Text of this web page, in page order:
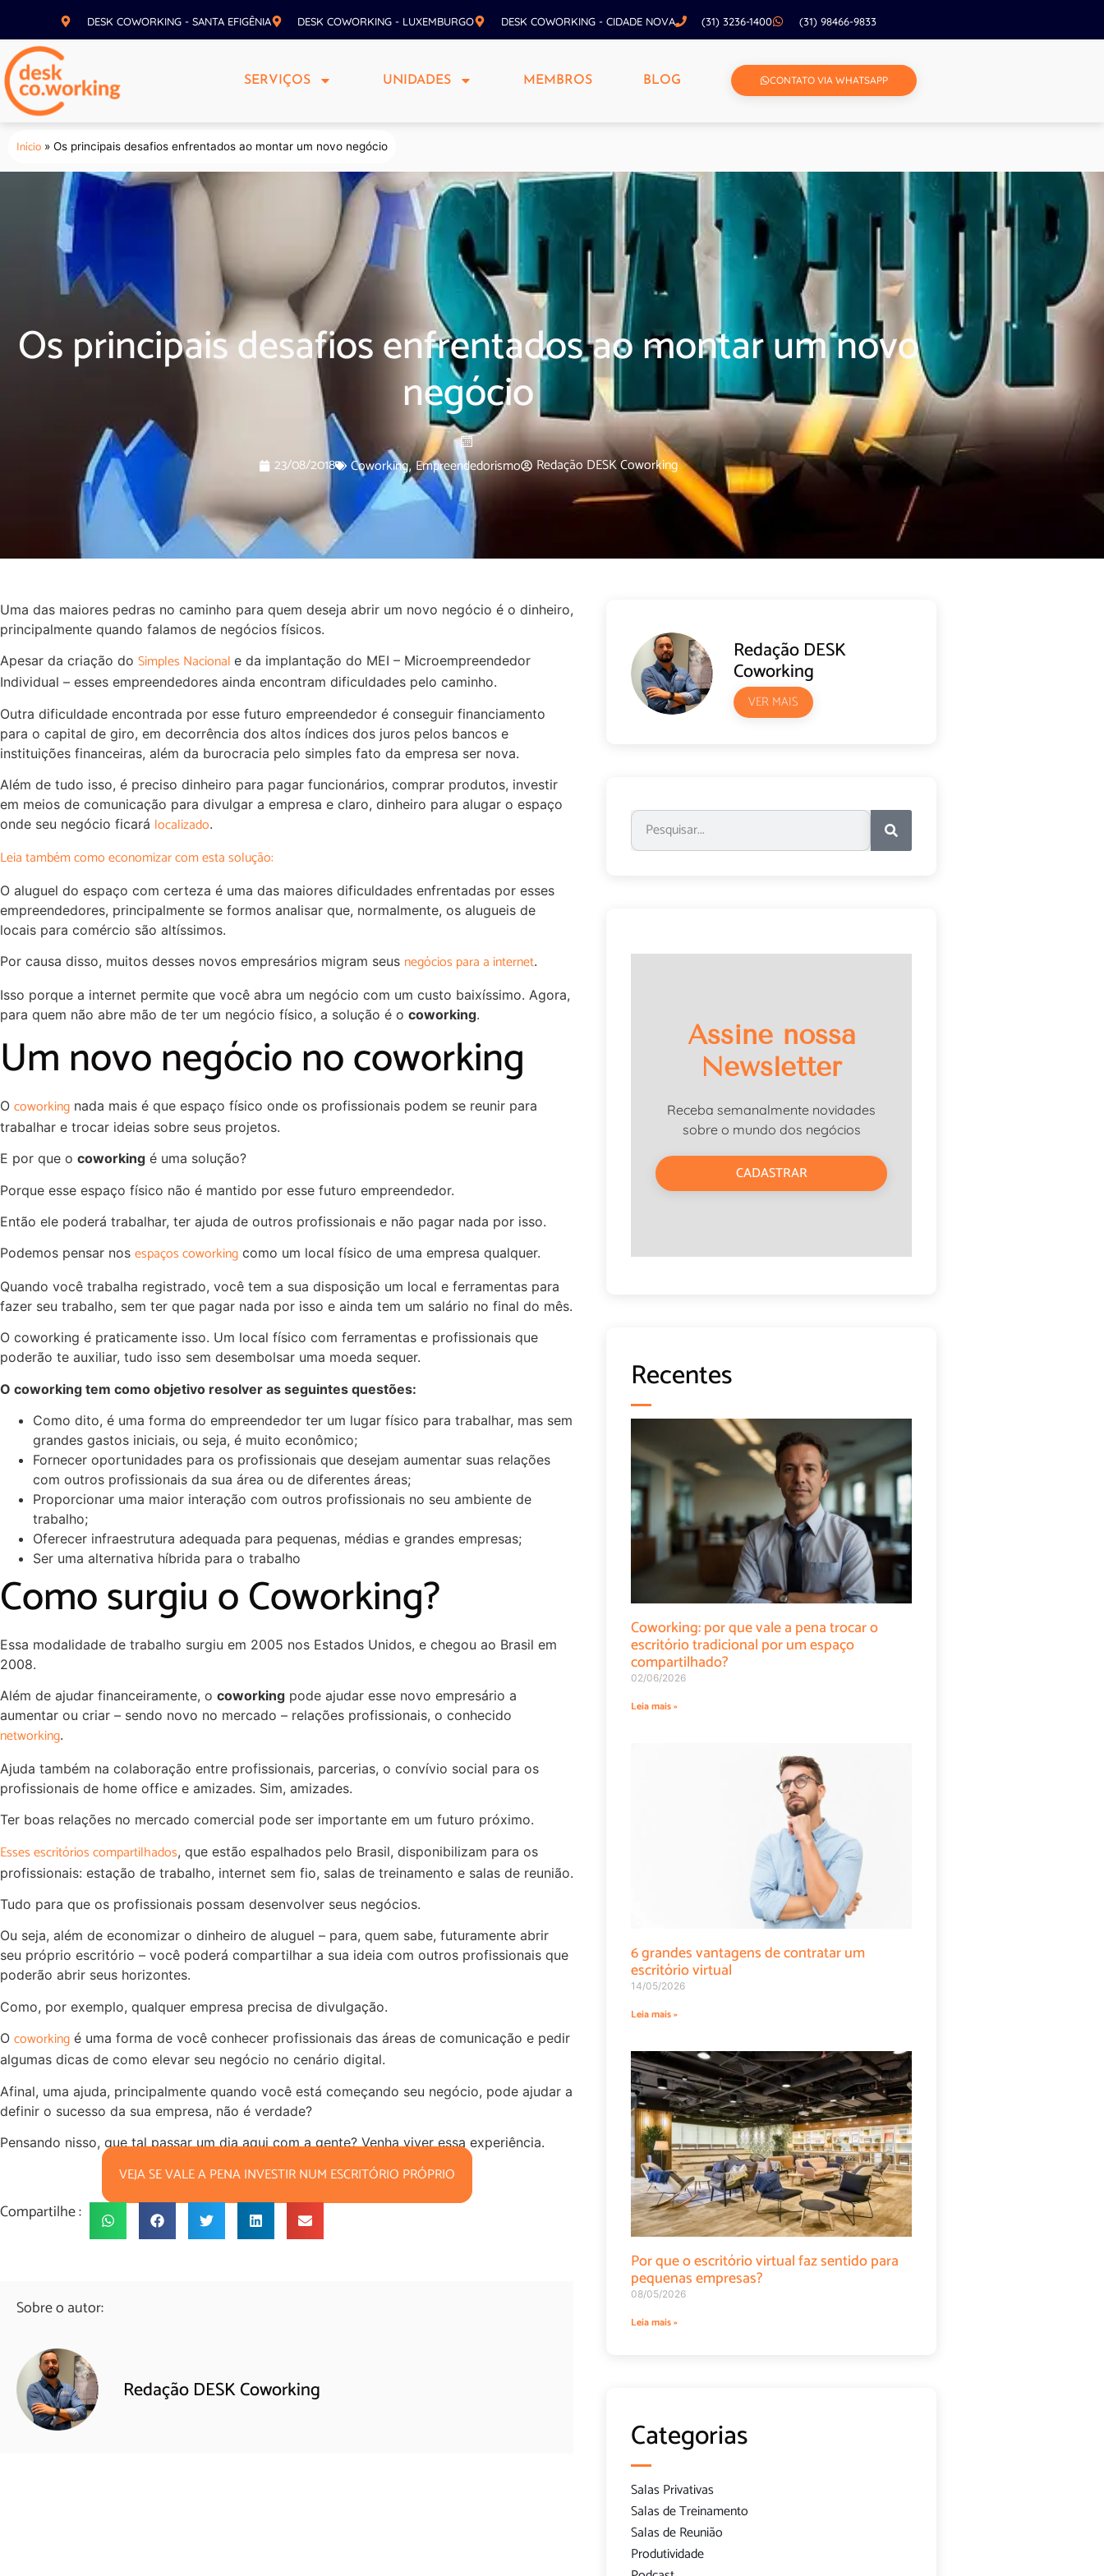
DESK COWORKING - SANTA EFIGÊNIA DESK COWORKING - LUXEMBURGO DESK COWORKING - CIDADE NOVA (31) 3236-1400 (31) 98466-9833
SERVIÇOS UNIDADES MEMBROS BLOG CONTATO VIA WHATSAPP
Início » Os principais desafios enfrentados ao montar um novo negócio
Os principais desafios enfrentados ao montar um novo
negócio
23/08/2018 Coworking,Empreendedorismo Redação DESK Coworking
Uma das maiores pedras no caminho para quem deseja abrir um novo negócio é o dinheiro,
principalmente quando falamos de negócios físicos.
Apesar da criação do Simples Nacional e da implantação do MEI – Microempreendedor
Individual – esses empreendedores ainda encontram dificuldades pelo caminho.
Outra dificuldade encontrada por esse futuro empreendedor é conseguir financiamento
para o capital de giro, em decorrência dos altos índices dos juros pelos bancos e
instituições financeiras, além da burocracia pelo simples fato da empresa ser nova.
Além de tudo isso, é preciso dinheiro para pagar funcionários, comprar produtos, investir
em meios de comunicação para divulgar a empresa e claro, dinheiro para alugar o espaço
onde seu negócio ficará localizado.
Leia também como economizar com esta solução:
O aluguel do espaço com certeza é uma das maiores dificuldades enfrentadas por esses
empreendedores, principalmente se formos analisar que, normalmente, os alugueis de
locais para comércio são altíssimos.
Por causa disso, muitos desses novos empresários migram seus negócios para a internet.
Isso porque a internet permite que você abra um negócio com um custo baixíssimo. Agora,
para quem não abre mão de ter um negócio físico, a solução é o coworking.
Um novo negócio no coworking
O coworking nada mais é que espaço físico onde os profissionais podem se reunir para
trabalhar e trocar ideias sobre seus projetos.
E por que o coworking é uma solução?
Porque esse espaço físico não é mantido por esse futuro empreendedor.
Então ele poderá trabalhar, ter ajuda de outros profissionais e não pagar nada por isso.
Podemos pensar nos espaços coworking como um local físico de uma empresa qualquer.
Quando você trabalha registrado, você tem a sua disposição um local e ferramentas para
fazer seu trabalho, sem ter que pagar nada por isso e ainda tem um salário no final do mês.
O coworking é praticamente isso. Um local físico com ferramentas e profissionais que
poderão te auxiliar, tudo isso sem desembolsar uma moeda sequer.
O coworking tem como objetivo resolver as seguintes questões:
Como dito, é uma forma do empreendedor ter um lugar físico para trabalhar, mas sem
grandes gastos iniciais, ou seja, é muito econômico;
Fornecer oportunidades para os profissionais que desejam aumentar suas relações
com outros profissionais da sua área ou de diferentes áreas;
Proporcionar uma maior interação com outros profissionais no seu ambiente de
trabalho;
Oferecer infraestrutura adequada para pequenas, médias e grandes empresas;
Ser uma alternativa híbrida para o trabalho
Como surgiu o Coworking?
Essa modalidade de trabalho surgiu em 2005 nos Estados Unidos, e chegou ao Brasil em
2008.
Além de ajudar financeiramente, o coworking pode ajudar esse novo empresário a
aumentar ou criar – sendo novo no mercado – relações profissionais, o conhecido
networking.
Ajuda também na colaboração entre profissionais, parcerias, o convívio social para os
profissionais de home office e amizades. Sim, amizades.
Ter boas relações no mercado comercial pode ser importante em um futuro próximo.
Esses escritórios compartilhados, que estão espalhados pelo Brasil, disponibilizam para os
profissionais: estação de trabalho, internet sem fio, salas de treinamento e salas de reunião.
Tudo para que os profissionais possam desenvolver seus negócios.
Ou seja, além de economizar o dinheiro de aluguel – para, quem sabe, futuramente abrir
seu próprio escritório – você poderá compartilhar a sua ideia com outros profissionais que
poderão abrir seus horizontes.
Como, por exemplo, qualquer empresa precisa de divulgação.
O coworking é uma forma de você conhecer profissionais das áreas de comunicação e pedir
algumas dicas de como elevar seu negócio no cenário digital.
Afinal, uma ajuda, principalmente quando você está começando seu negócio, pode ajudar a
definir o sucesso da sua empresa, não é verdade?
Pensando nisso, que tal passar um dia aqui com a gente? Venha viver essa experiência.
VEJA SE VALE A PENA INVESTIR NUM ESCRITÓRIO PRÓPRIO
Compartilhe :
Sobre o autor:
Redação DESK Coworking
Redação DESK
Coworking
VER MAIS
Assine nossa
Newsletter
Receba semanalmente novidades
sobre o mundo dos negócios
CADASTRAR
Recentes
Coworking: por que vale a pena trocar o
escritório tradicional por um espaço
compartilhado?
02/06/2026
Leia mais »
6 grandes vantagens de contratar um
escritório virtual
14/05/2026
Leia mais »
Por que o escritório virtual faz sentido para
pequenas empresas?
08/05/2026
Leia mais »
Categorias
Salas Privativas
Salas de Treinamento
Salas de Reunião
Produtividade